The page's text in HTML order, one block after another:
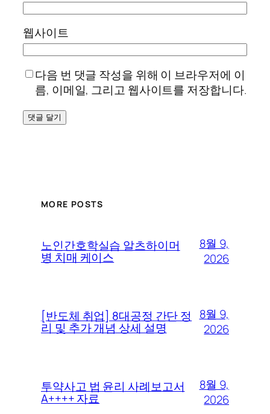
웹사이트
다음 번 댓글 작성을 위해 이 브라우저에 이
름, 이메일, 그리고 웹사이트를 저장합니다.
MORE POSTS
노인간호학실습 알츠하이머
병 치매 케이스
8월 9,
2026
[반도체 취업] 8대공정 간단 정
리 및 추가 개념 상세 설명
8월 9,
2026
투약사고 법 윤리 사례보고서
A++++ 자료
8월 9,
2026